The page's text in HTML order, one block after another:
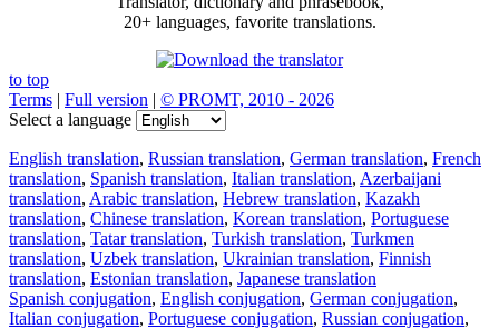
20+ languages, favorite translations.
to top
Terms | Full version | © PROMT, 2010 - 2026
Select a language
English translation, Russian translation, German translation, French
translation, Spanish translation, Italian translation, Azerbaijani
translation, Arabic translation, Hebrew translation, Kazakh
translation, Chinese translation, Korean translation, Portuguese
translation, Tatar translation, Turkish translation, Turkmen
translation, Uzbek translation, Ukrainian translation, Finnish
translation, Estonian translation, Japanese translation
Spanish conjugation, English conjugation, German conjugation,
Italian conjugation, Portuguese conjugation, Russian conjugation,